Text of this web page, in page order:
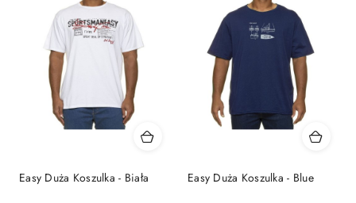
Easy Duża Koszulka - Biała Easy Duża Koszulka - Blue